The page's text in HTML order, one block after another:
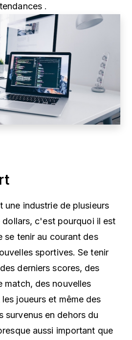
.
une industrie de plusieurs
dollars, c'est pourquoi il est
se tenir au courant des
sportives. Se tenir
derniers scores, des
match, des nouvelles
joueurs et même des
survenus en dehors du
aussi important que